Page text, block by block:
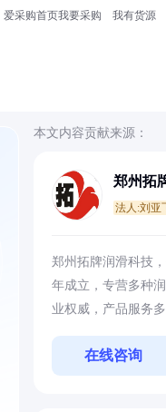
爱采购首页我要采购 我有货源
本文内容贡献来源：
郑州拓
法人:刘亚
郑州拓牌润滑科技
年成立，专营多种
业权威，产品服务多
在线咨询